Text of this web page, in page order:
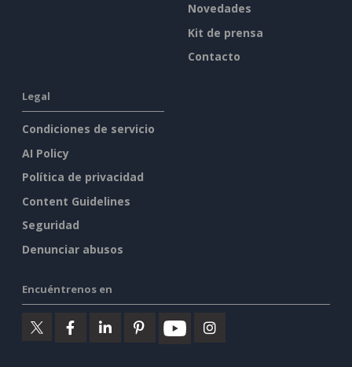
Novedades
Kit de prensa
Contacto
Legal
Condiciones de servicio
AI Policy
Política de privacidad
Content Guidelines
Seguridad
Denunciar abusos
Encuéntrenos en